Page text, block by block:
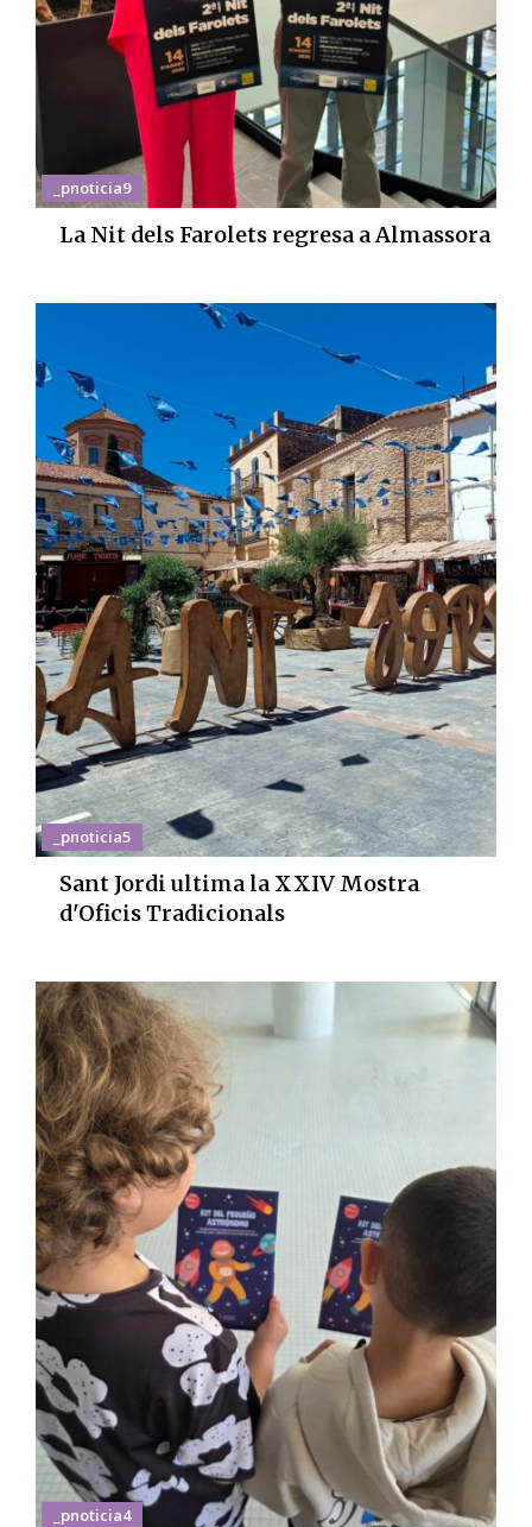
_pnoticia9
La Nit dels Farolets regresa a Almassora
_pnoticia5
Sant Jordi ultima la XXIV Mostra
d'Oficis Tradicionals
_pnoticia4